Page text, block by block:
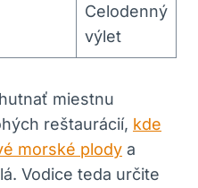
Celodenný
výlet
miestnu
reštaurácií, kde
morské plody a
Vodice teda určite